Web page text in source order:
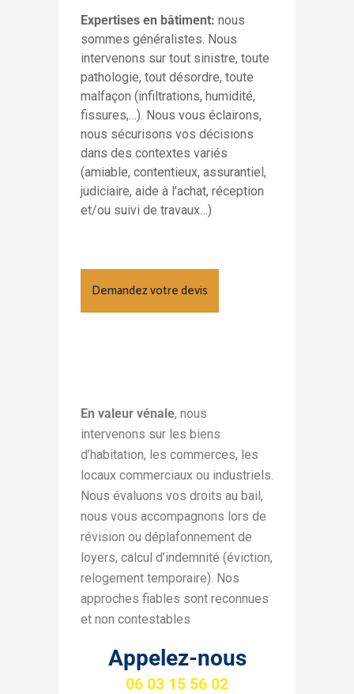
Expertises en bâtiment: nous
sommes généralistes. Nous
intervenons sur tout sinistre, toute
pathologie, tout désordre, toute
malfaçon (infiltrations, humidité,
fissures,…). Nous vous éclairons,
nous sécurisons vos décisions
dans des contextes variés
(amiable, contentieux, assurantiel,
judiciaire, aide à l’achat, réception
et/ou suivi de travaux…)
Demandez votre devis
En valeur vénale, nous
intervenons sur les biens
d’habitation, les commerces, les
locaux commerciaux ou industriels.
Nous évaluons vos droits au bail,
nous vous accompagnons lors de
révision ou déplafonnement de
loyers, calcul d’indemnité (éviction,
relogement temporaire). Nos
approches fiables sont reconnues
et non contestables
Appelez-nous
06 03 15 56 02